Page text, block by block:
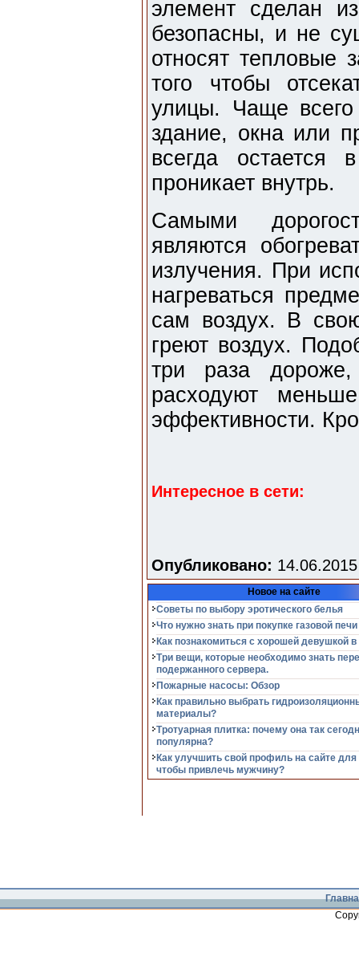
элемент сделан
безопасны, и не
относят тепловые
того чтобы
улицы. Чаще
здание, окна или
всегда
проникает внутрь.
Самыми
являются
излучения. При
нагреваться
сам воздух. В
греют воздух.
три раза
расходуют
эффективности.
Интересное в сети:
Опубликовано:
Новое на сайте
Советы по выбору эротического белья
Что нужно знать при покупке газовой печи
Как познакомиться с хорошей девушкой в
Три вещи, которые необходимо знать
подержанного сервера.
Пожарные насосы: Обзор
Как правильно выбрать
материалы?
Тротуарная плитка: почему она так
популярна?
Как улучшить свой профиль на сайте для
чтобы привлечь мужчину?